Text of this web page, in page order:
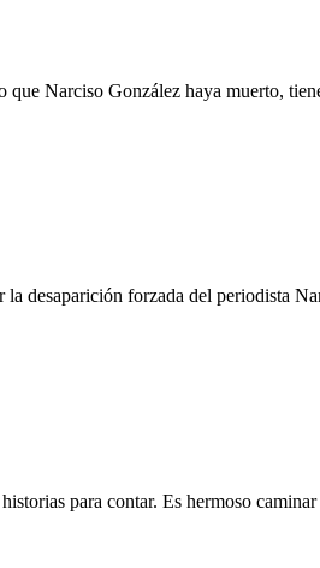
Narciso González haya muerto,
desaparición forzada del periodista
para contar. Es hermoso